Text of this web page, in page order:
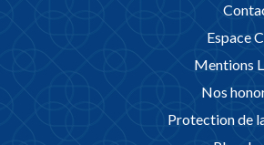
Espace
Mentions
Nos
Protection de